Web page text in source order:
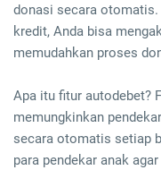
donasi secara otomatis.
kredit, Anda bisa
memudahkan proses
Apa itu fitur autodebet?
memungkinkan
secara otomatis setiap
para pendekar anak